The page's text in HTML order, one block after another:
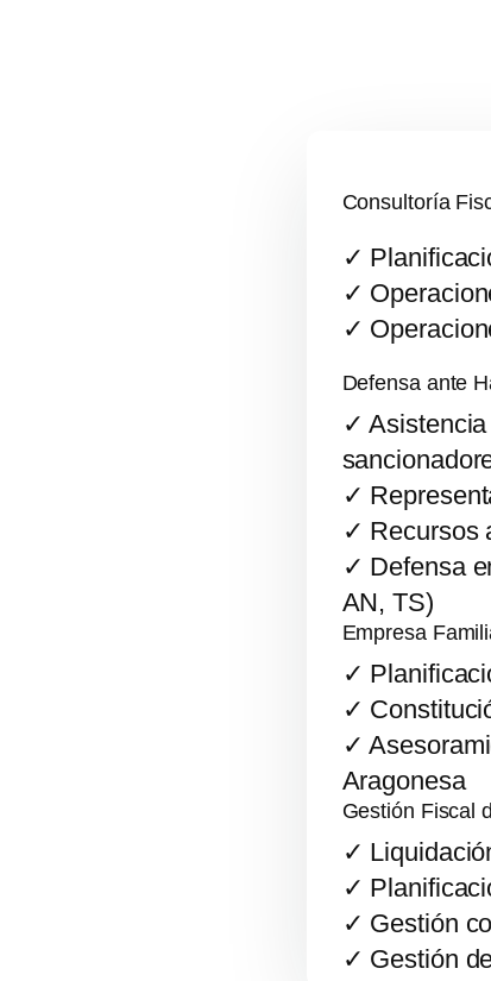
Consultoría
✓
✓
✓
Defensa ante
✓
✓
✓ Recursos
✓ Defensa
AN, TS)
Empresa
✓
✓
✓
Aragonesa
Gestión Fiscal
✓
✓
✓ Gestión
✓ Gestión